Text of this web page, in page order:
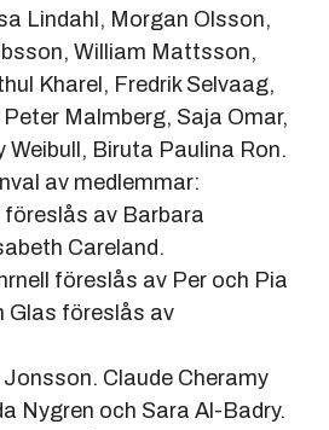
Lindahl, Morgan Olsson,
William Mattsson,
Kharel, Fredrik Selvaag,
Malmberg, Saja Omar,
Weibull, Biruta Paulina Ron.
av medlemmar:
av Barbara
Careland.
föreslås av Per och Pia
Glas föreslås av
Claude Cheramy
Nygren och Sara Al-Badry.